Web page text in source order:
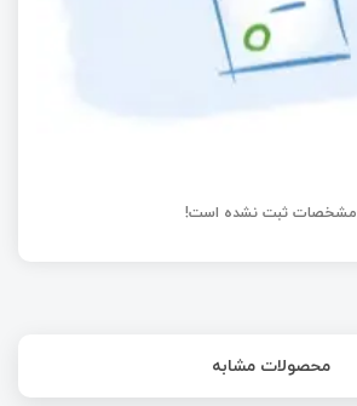
مشخصات ثبت نشده است!
محصولات مشابه